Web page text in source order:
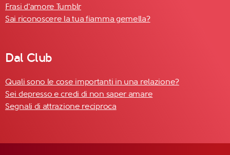
Frasi d'amore Tumblr
Sai riconoscere la tua fiamma gemella?
Dal Club
Quali sono le cose importanti in una relazione?
Sei depresso e credi di non saper amare
Segnali di attrazione reciproca